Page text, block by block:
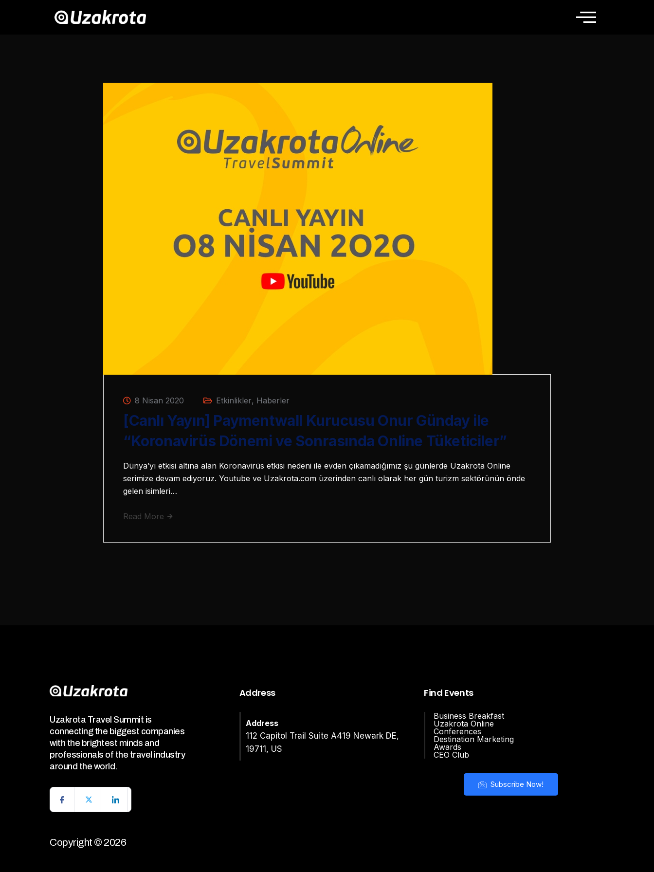
8 Nisan 2020 Etkinlikler, Haberler
[Canlı Yayın] Paymentwall Kurucusu Onur Günday ile
“Koronavirüs Dönemi ve Sonrasında Online Tüketiciler”
Dünya’yı etkisi altına alan Koronavirüs etkisi nedeni ile evden çıkamadığımız şu günlerde Uzakrota Online
serimize devam ediyoruz. Youtube ve Uzakrota.com üzerinden canlı olarak her gün turizm sektörünün önde
gelen isimleri…
Read More
Uzakrota Travel Summit is
connecting the biggest companies
with the brightest minds and
professionals of the travel industry
around the world.
Copyright © 2026
Address
Address
112 Capitol Trail Suite A419 Newark DE,
19711, US
Find Events
Business Breakfast
Uzakrota Online
Conferences
Destination Marketing
Awards
CEO Club
Subscribe Now!